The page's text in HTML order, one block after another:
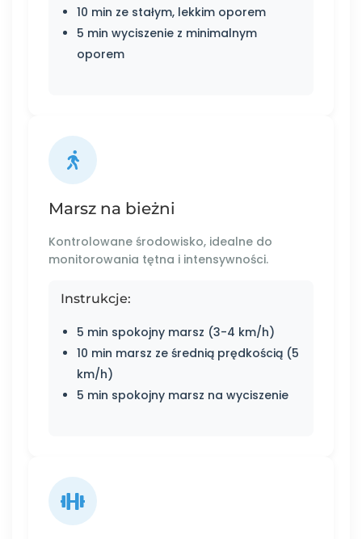
10 min ze stałym, lekkim oporem
5 min wyciszenie z minimalnym
oporem
Marsz na bieżni
Kontrolowane środowisko, idealne do
monitorowania tętna i intensywności.
Instrukcje:
5 min spokojny marsz (3-4 km/h)
10 min marsz ze średnią prędkością (5
km/h)
5 min spokojny marsz na wyciszenie